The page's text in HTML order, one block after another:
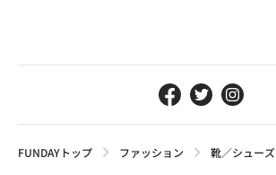
FUNDAYトップ ファッション 靴／シューズ